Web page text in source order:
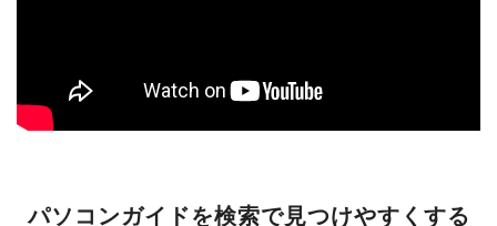
パソコンガイドを検索で見つけやすくする